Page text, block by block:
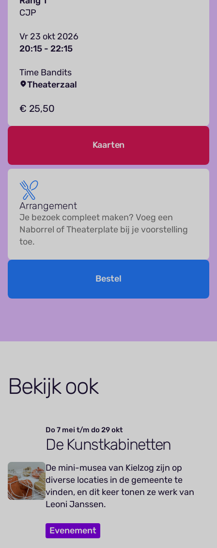
CJP
Vr 23 okt 2026
20:15 - 22:15
Time Bandits
Theaterzaal
€ 25,50
Kaarten
Arrangement
Je bezoek compleet maken? Voeg een
Naborrel of Theaterplate bij je voorstelling
toe.
Bestel
Bekijk ook
Do 7 mei t/m do 29 okt
De Kunstkabinetten
De mini-musea van Kielzog zijn op
diverse locaties in de gemeente te
vinden, en dit keer tonen ze werk van
Leoni Janssen.
Evenement